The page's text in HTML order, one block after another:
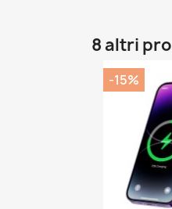
8 altri
-15%